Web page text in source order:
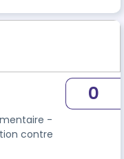
-
contre
0